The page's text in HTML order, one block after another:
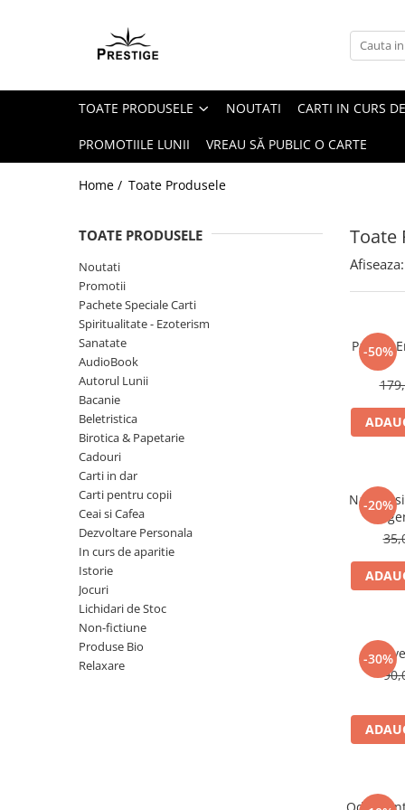
Toate Produsele
Pachete Speciale Carti
Spiritualitate - Ezoterism
AngelConnection
Chiromantie
Dezvoltare Spirituala
KidConnection
Minte Corp
New Illuminati Files
Numerologie
Paranormal
Parapsihologie
ReConnect
ScienceConnection
SelfConnect
TOATE PRODUSELE NOUTATI CARTI IN CURS
PROMOTIILE LUNII VREAU SĂ PUBLIC O CARTE
Home / Toate Produsele
Toate
TOATE PRODUSELE
Noutati
Promotii
Pachete Speciale Carti
Spiritualitate - Ezoterism
Sanatate
AudioBook
Autorul Lunii
Bacanie
Beletristica
Birotica & Papetarie
Cadouri
Carti in dar
Carti pentru copii
Ceai si Cafea
Dezvoltare Personala
In curs de aparitie
Istorie
Jocuri
Lichidari de Stoc
Non-fictiune
Produse Bio
Relaxare
Afiseaza:
-50%
Pachet
-20%
Natura
-30%